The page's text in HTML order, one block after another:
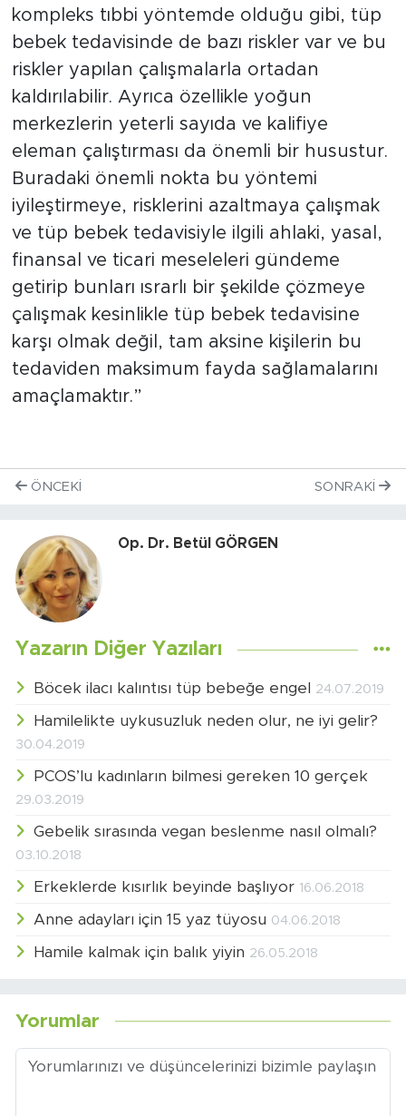
kompleks tıbbi yöntemde olduğu gibi, tüp
bebek tedavisinde de bazı riskler var ve bu
riskler yapılan çalışmalarla ortadan
kaldırılabilir. Ayrıca özellikle yoğun
merkezlerin yeterli sayıda ve kalifiye
eleman çalıştırması da önemli bir husustur.
Buradaki önemli nokta bu yöntemi
iyileştirmeye, risklerini azaltmaya çalışmak
ve tüp bebek tedavisiyle ilgili ahlaki, yasal,
finansal ve ticari meseleleri gündeme
getirip bunları ısrarlı bir şekilde çözmeye
çalışmak kesinlikle tüp bebek tedavisine
karşı olmak değil, tam aksine kişilerin bu
tedaviden maksimum fayda sağlamalarını
amaçlamaktır.”
ÖNCEKI SONRAKI
Op. Dr. Betül GÖRGEN
Yazarın Diğer Yazıları
Böcek ilacı kalıntısı tüp bebeğe engel 24.07.2019
Hamilelikte uykusuzluk neden olur, ne iyi gelir?
30.04.2019
PCOS’lu kadınların bilmesi gereken 10 gerçek
29.03.2019
Gebelik sırasında vegan beslenme nasıl olmalı?
03.10.2018
Erkeklerde kısırlık beyinde başlıyor 16.06.2018
Anne adayları için 15 yaz tüyosu 04.06.2018
Hamile kalmak için balık yiyin 26.05.2018
Yorumlar